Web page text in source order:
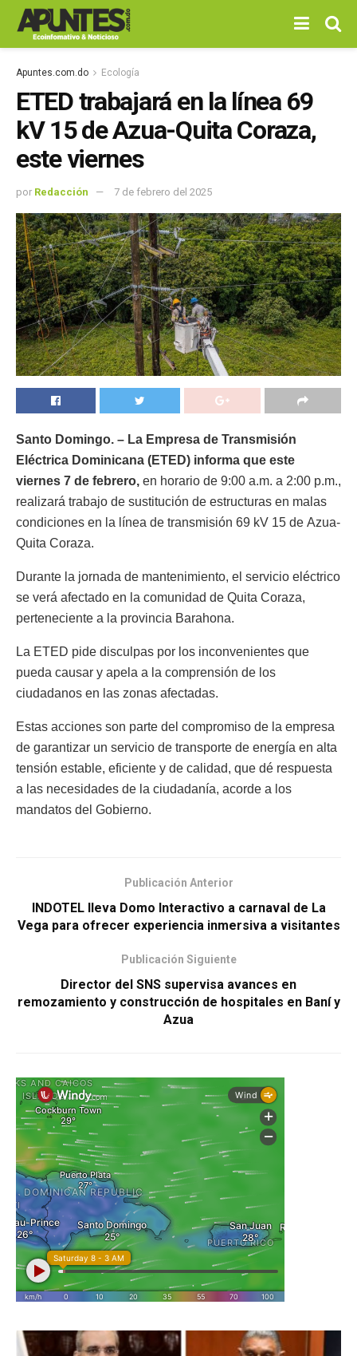
Apuntes.com.do Ecología
ETED trabajará en la línea 69
kV 15 de Azua-Quita Coraza,
este viernes
por Redacción 7 de febrero del 2025
Santo Domingo. – La Empresa de Transmisión
Eléctrica Dominicana (ETED) informa que este
viernes 7 de febrero, en horario de 9:00 a.m. a 2:00 p.m.,
realizará trabajo de sustitución de estructuras en malas
condiciones en la línea de transmisión 69 kV 15 de Azua-
Quita Coraza.
Durante la jornada de mantenimiento, el servicio eléctrico
se verá afectado en la comunidad de Quita Coraza,
perteneciente a la provincia Barahona.
La ETED pide disculpas por los inconvenientes que
pueda causar y apela a la comprensión de los
ciudadanos en las zonas afectadas.
Estas acciones son parte del compromiso de la empresa
de garantizar un servicio de transporte de energía en alta
tensión estable, eficiente y de calidad, que dé respuesta
a las necesidades de la ciudadanía, acorde a los
mandatos del Gobierno.
Publicación Anterior
INDOTEL lleva Domo Interactivo a carnaval de La
Vega para ofrecer experiencia inmersiva a visitantes
Publicación Siguiente
Director del SNS supervisa avances en
remozamiento y construcción de hospitales en Baní y
Azua